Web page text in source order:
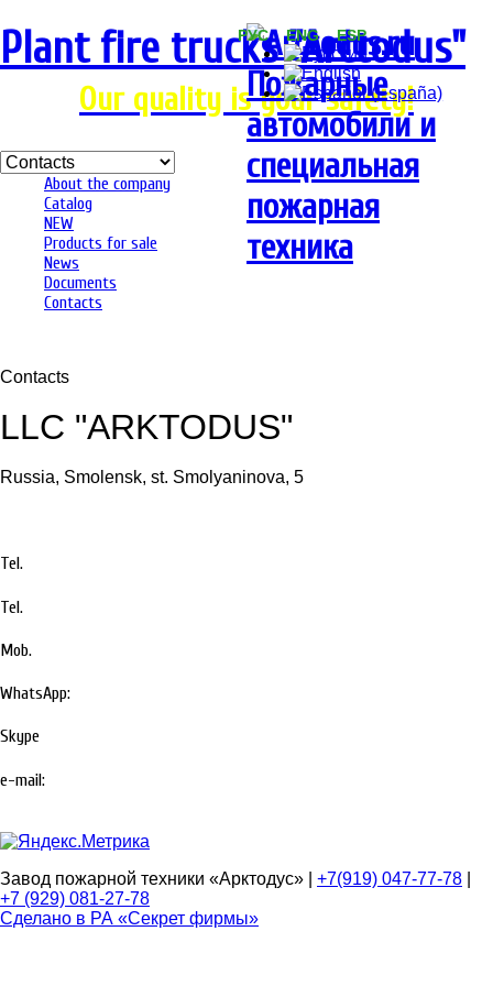
Plant fire trucks "Arсtodus"
Our quality is your safety!
РУС ENG ESP
About the company
Catalog
NEW
Products for sale
News
Documents
Contacts
Contacts
LLC "ARKTODUS"
Russia, Smolensk, st. Smolyaninova, 5
Tel.
Tel.
Mob.
WhatsApp:
Skype
e-mail:
Завод пожарной техники «Арктодус» | +7(919) 047-77-78
+7 (929) 081-27-78
Сделано в РА «Секрет фирмы»